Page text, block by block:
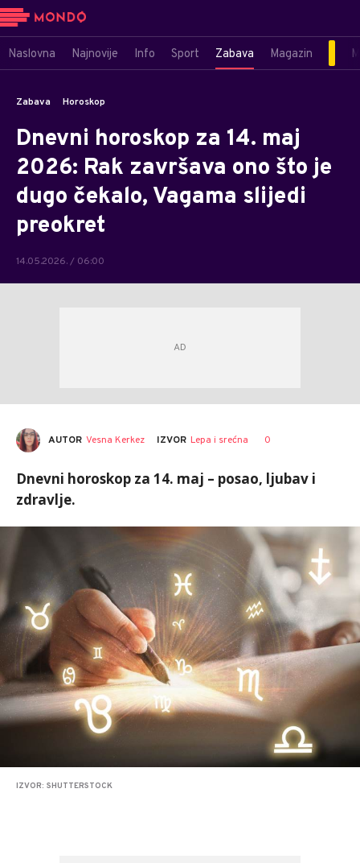
Naslovna Najnovije Info Sport Zabava Magazin
Zabava Horoskop
Dnevni horoskop za 14. maj
2026: Rak završava ono što je
dugo čekalo, Vagama slijedi
preokret
14.05.2026. / 06:00
AUTOR Vesna Kerkez IZVOR Lepa i srećna 0
Dnevni horoskop za 14. maj – posao, ljubav i
zdravlje.
IZVOR: SHUTTERSTOCK